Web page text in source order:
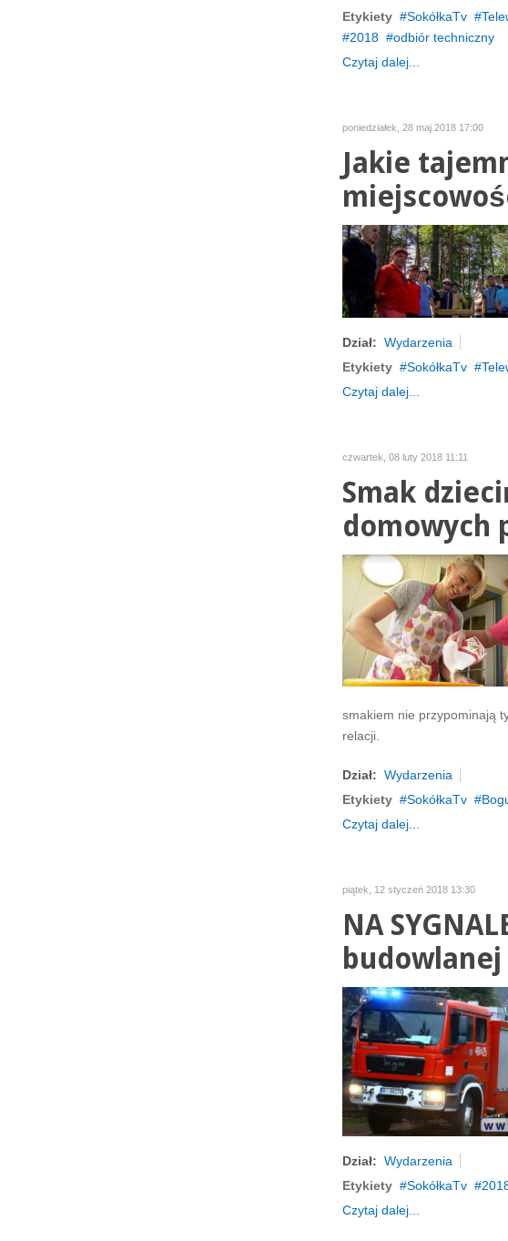
Etykiety
SokółkaTv
2018
odbiór techniczny
Czytaj dalej...
poniedziałek, 28 maj 2018 17:00
Jakie
Dział: Wydarzenia
Etykiety
SokółkaTv
Czytaj dalej...
czwartek, 08 luty 2018 11:11
Smak
domowych
smakiem nie przypominają
relacji.
Dział: Wydarzenia
Etykiety
SokółkaTv
Czytaj dalej...
piątek, 12 styczeń 2018 13:30
NA
budowlanej
Dział: Wydarzenia
Etykiety
SokółkaTv
Czytaj dalej...